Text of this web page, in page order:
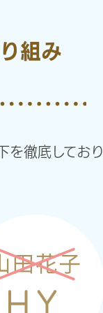
組み
を徹底してお